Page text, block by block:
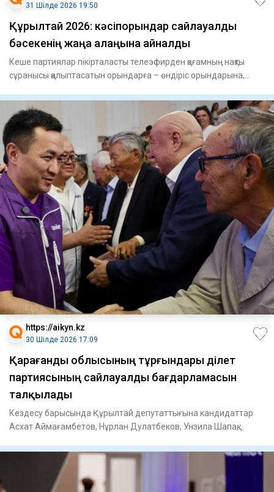
31 Шілде 2026 19:50
Құрылтай 2026: кәсіпорындар сайлауалды
бәсекенің жаңа алаңына айналды
Кеше партиялар пікірталасты телеэфирден қоғамның нақты
сұранысы қалыптасатын орындарға – өндіріс орындарына,
https://aikyn.kz
30 Шілде 2026 17:09
Қарағанды облысының тұрғындары Әділет
партиясының сайлауалды бағдарламасын
талқылады
Кездесу барысында Құрылтай депутаттығына кандидаттар
Асхат Аймағамбетов, Нұрлан Дулатбеков, Унзила Шапақ,